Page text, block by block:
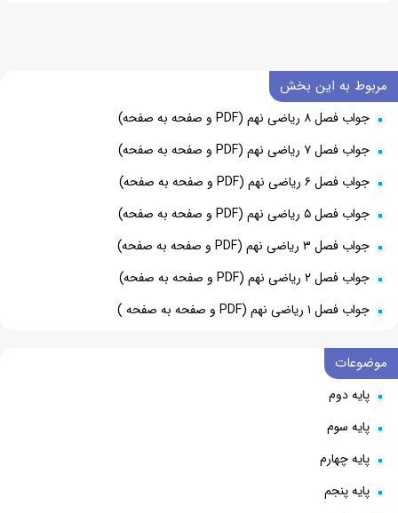
مربوط به این بخش
جواب فصل ۸ ریاضی نهم (PDF و صفحه به صفحه)
جواب فصل ۷ ریاضی نهم (PDF و صفحه به صفحه)
جواب فصل ۶ ریاضی نهم (PDF و صفحه به صفحه)
جواب فصل ۵ ریاضی نهم (PDF و صفحه به صفحه)
جواب فصل ۳ ریاضی نهم (PDF و صفحه به صفحه)
جواب فصل ۲ ریاضی نهم (PDF و صفحه به صفحه)
جواب فصل ۱ ریاضی نهم (PDF و صفحه به صفحه )
موضوعات
پایه دوم
پایه سوم
پایه چهارم
پایه پنجم